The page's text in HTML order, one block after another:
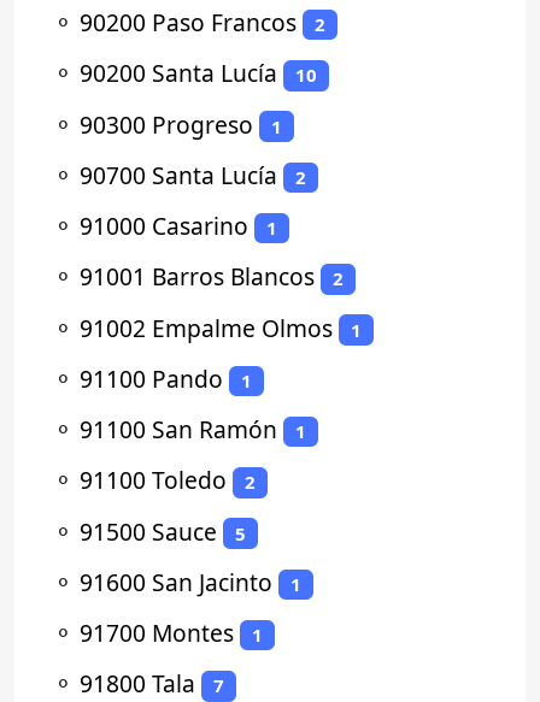
⚬ 90200 Paso Francos 2
⚬ 90200 Santa Lucía 10
⚬ 90300 Progreso 1
⚬ 90700 Santa Lucía 2
⚬ 91000 Casarino 1
⚬ 91001 Barros Blancos 2
⚬ 91002 Empalme Olmos 1
⚬ 91100 Pando 1
⚬ 91100 San Ramón 1
⚬ 91100 Toledo 2
⚬ 91500 Sauce 5
⚬ 91600 San Jacinto 1
⚬ 91700 Montes 1
⚬ 91800 Tala 7